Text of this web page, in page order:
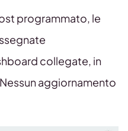
programmato, le
collegate, in
aggiornamento